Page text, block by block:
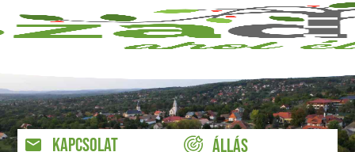
KAPCSOLAT
ÁLLÁS